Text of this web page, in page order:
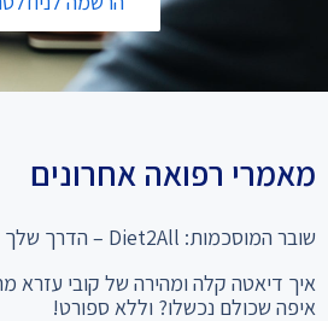
שובר המוסכמות: Diet2All – הדרך שלך לחיים חדשים
איך דיאטה קלה ומהירה של קובי עזרא
Free Spins: True Stories for Aussie